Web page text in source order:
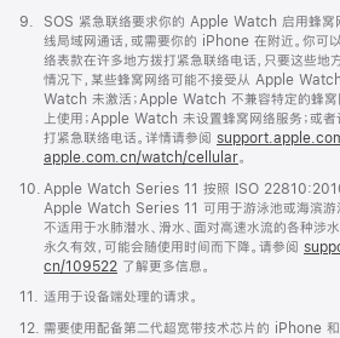
脚
9.
SOS 紧急联络要求你的 Apple Watch 启用蜂窝
线局域网通话，或需要你的 iPhone 在附近。你
络表款在许多地方拨打紧急联络电话，只要这些地
情况下，某些蜂窝网络可能不接受从 Apple
Watch 未激活；Apple Watch 不兼容特定的蜂窝
上使用；Apple Watch 未设置蜂窝网络服务；或
打紧急联络电话。详情请参阅
apple.com.cn/watch/cellular。
脚
10.
Apple Watch Series 11 按照 ISO 22810:2010
Apple Watch Series 11 可用于游泳池或海滨游
不适用于水肺潜水、滑水、面对高速水流的各种涉
永久有效，可能会随使用时间而下降。请参阅
cn/109522 了解更多信息。
脚
11. 适用于设备端处理的请求。
脚
12. 需要使用配备第二代超宽带技术芯片的 iPhone